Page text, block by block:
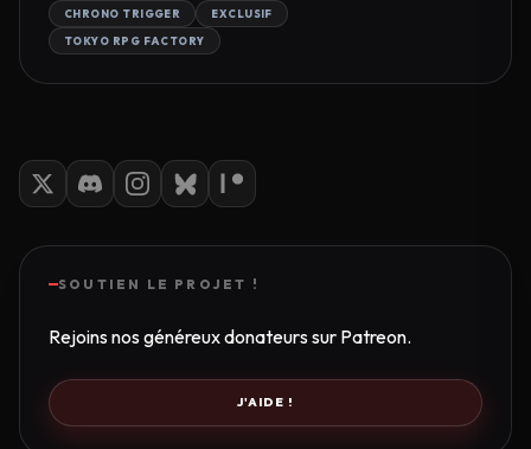
CHRONO TRIGGER EXCLUSIF
TOKYO RPG FACTORY
SOUTIEN LE PROJET !
Rejoins nos généreux donateurs sur Patreon.
J'AIDE !